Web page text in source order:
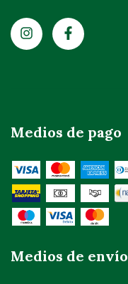
Medios de pago
Medios de envío